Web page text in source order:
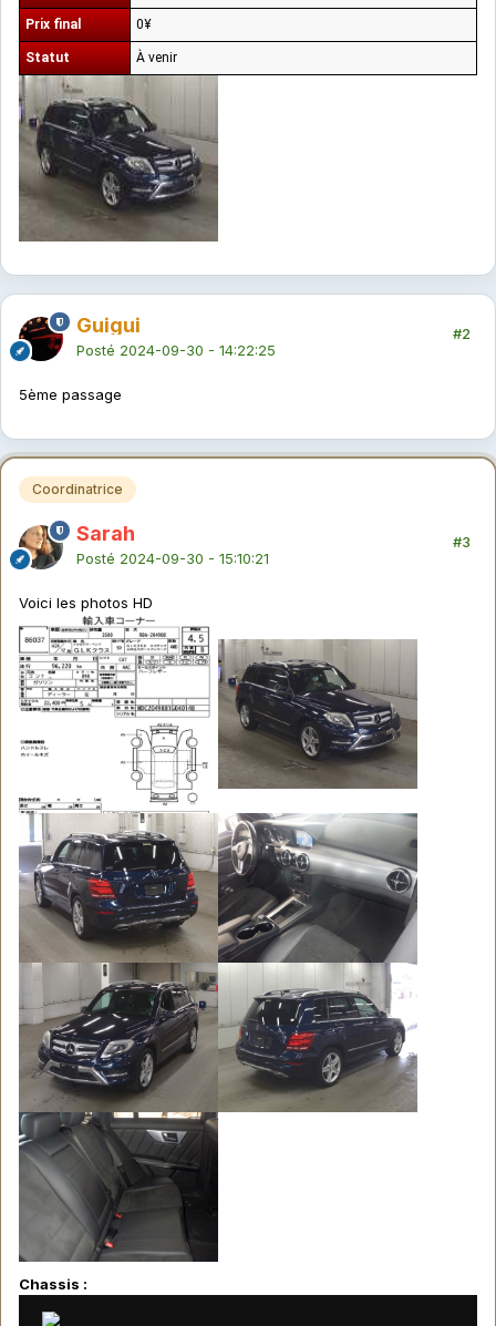
Prix final 0¥
Statut À venir
Guigui
Posté 2024-09-30 - 14:22:25
#2
5ème passage
Coordinatrice
Sarah
Posté 2024-09-30 - 15:10:21
#3
Voici les photos HD
Chassis :